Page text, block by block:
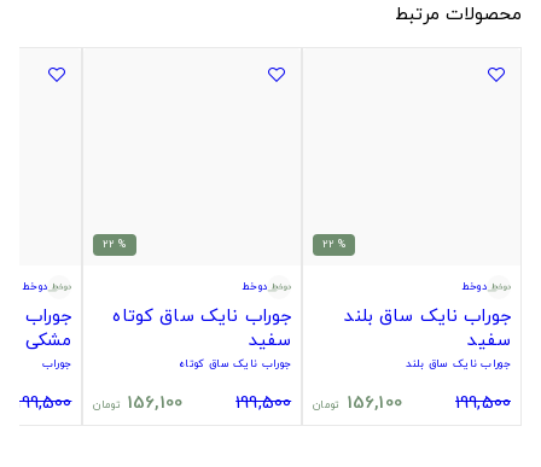
محصولات مرتبط
% 22
دوخط
جوراب نایک ساق بلند
سفید
جوراب نایک ساق بلند
199,500
156,100 تومان
% 22
دوخط
جوراب نایک ساق کوتاه
سفید
جوراب نایک ساق کوتاه
199,500
156,100 تومان
دوخط
جوراب
مشکی
جوراب
199,500